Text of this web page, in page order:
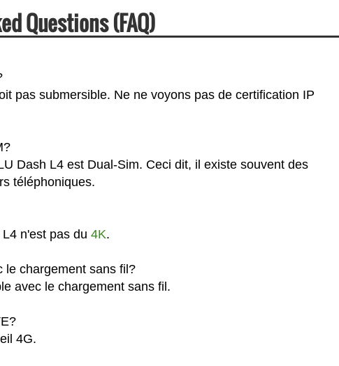
Questions (FAQ)
pas submersible. Ne ne voyons pas de certification IP
Dash L4 est Dual-Sim. Ceci dit, il existe souvent des
téléphoniques.
n'est pas du 4K.
le chargement sans fil?
avec le chargement sans fil.
4G.